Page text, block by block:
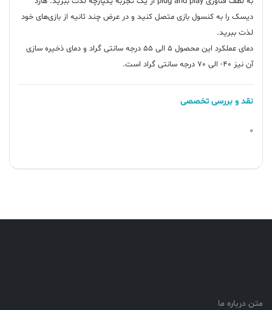
دیسک را به کنسول بازی متصل کنید و در عرض چند ثانیه از بازی‌های خود
دمای عملکرد این محصول 5 الی 55 درجه سانتی گراد و دمای ذخیره سازی
آن نیز 40- الی 70 درجه سانتی گراد است.
نقد و بررسی تخصصی
0
متن درباره ما